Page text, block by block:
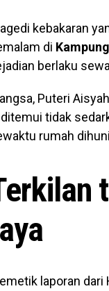
kebakaran
di
berlaku
Puteri
ditemui tidak
rumah
laporan dari